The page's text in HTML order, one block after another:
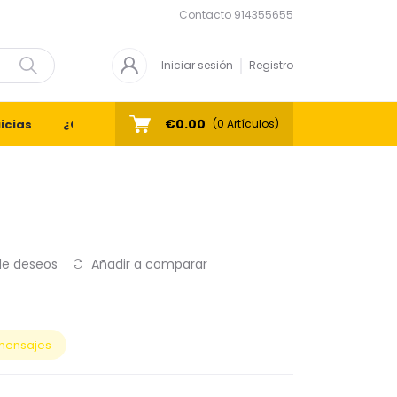
Contacto 914355655
Iniciar sesión Registro
¿Quiénes Somos? Contacto
€0.00 (0 Artículos)
deseos Añadir a comparar